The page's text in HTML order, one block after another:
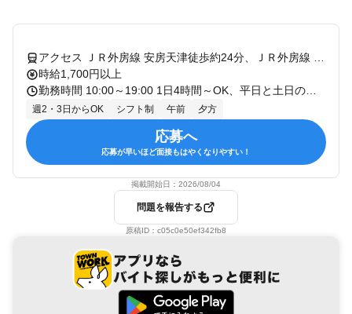
時給1,700円以上
週2・3日からOK シフト制 午前 夕方
応募へ
応募が早いほど面接もはやくなりやすい！
掲載開始日： 2026/08/04
問題を報告する
原稿ID： c05c0e50ef342fb8